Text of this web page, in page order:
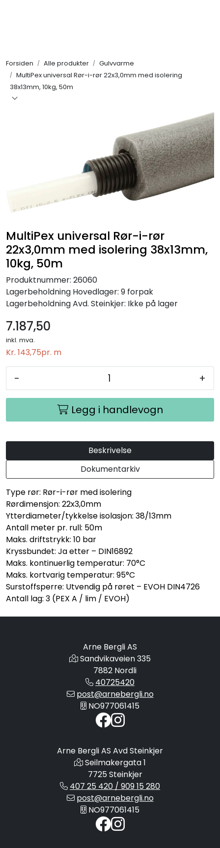
Forsiden Alle produkter
Gulvvarme
MultiPex universal Rør-i-rør 22x3,0mm med isolering
38x13mm, 10kg, 50m
MultiPex universal Rør-i-rør
22x3,0mm med isolering 38x13mm,
10kg, 50m
Produktnummer: 26060
Lagerbeholdning Hovedlager: 9 forpak
LagerbeholdningAvd. Steinkjer: Ikke på lager
7.187,50
inkl. mva.
Kr. 143,75pr. m
- +
Legg i handlevogn
Beskrivelse
Dokumentarkiv
Type rør: Rør-i-rør med isolering
Rørdimensjon: 22x3,0mm
Ytterdiameter/tykkelse isolasjon: 38/13mm
Antall meter pr. rull: 50m
Maks. driftstrykk: 10 bar
Kryssbundet: Ja etter – DIN16892
Maks. kontinuerlig temperatur: 70°C
Maks. kortvarig temperatur: 95°C
Surstoffsperre: Utvendig på røret – EVOH DIN4726
Antall lag: 3 (PEX A / lim / EVOH)
Arne Bergli AS
Sandvikaveien 335
7882 Nordli
40725420
post@arnebergli.no
NO977061415
Arne Bergli AS Avd Steinkjer
Seilmakergata 1
7725 Steinkjer
407 25 420 / 909 15 280
post@arnebergli.no
NO977061415
KAMPANJER
Kontakt Oss
Be om tilbud